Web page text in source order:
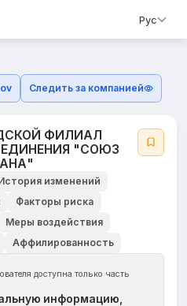
Рус
Следить за компанией
ФИЛИАЛ
"СОЮЗ
изменений
Факторы риска
Меры воздействия
Аффилированность
доступна только часть
информацию,